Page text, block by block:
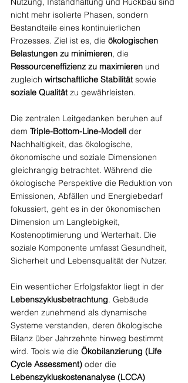
nicht mehr isolierte Phasen, sondern
Bestandteile eines kontinuierlichen
Prozesses. Ziel ist es, die ökologischen
Belastungen zu minimieren, die
Ressourceneffizienz zu maximieren und
zugleich wirtschaftliche Stabilität sowie
soziale Qualität zu gewährleisten.
Die zentralen Leitgedanken beruhen auf
dem Triple-Bottom-Line-Modell der
Nachhaltigkeit, das ökologische,
ökonomische und soziale Dimensionen
gleichrangig betrachtet. Während die
ökologische Perspektive die Reduktion von
Emissionen, Abfällen und Energiebedarf
fokussiert, geht es in der ökonomischen
Dimension um Langlebigkeit,
Kostenoptimierung und Werterhalt. Die
soziale Komponente umfasst Gesundheit,
Sicherheit und Lebensqualität der Nutzer.
Ein wesentlicher Erfolgsfaktor liegt in der
Lebenszyklusbetrachtung. Gebäude
werden zunehmend als dynamische
Systeme verstanden, deren ökologische
Bilanz über Jahrzehnte hinweg bestimmt
wird. Tools wie die Ökobilanzierung (Life
Cycle Assessment) oder die
Lebenszykluskostenanalyse (LCCA)